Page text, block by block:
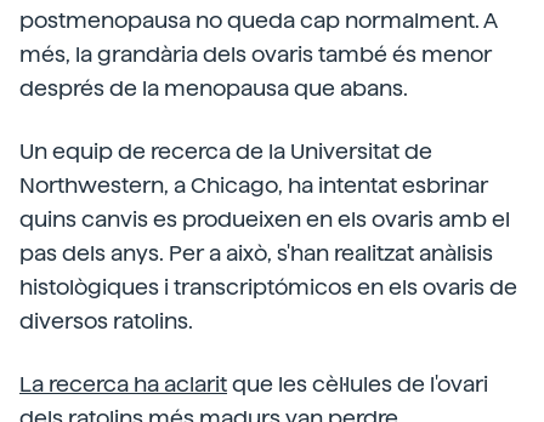
postmenopausa no queda cap normalment. A
més, la grandària dels ovaris també és menor
després de la menopausa que abans.
Un equip de recerca de la Universitat de
Northwestern, a Chicago, ha intentat esbrinar
quins canvis es produeixen en els ovaris amb el
pas dels anys. Per a això, s'han realitzat anàlisis
histològiques i transcriptómicos en els ovaris de
diversos ratolins.
La recerca ha aclaritque les cèl·lules de l'ovari